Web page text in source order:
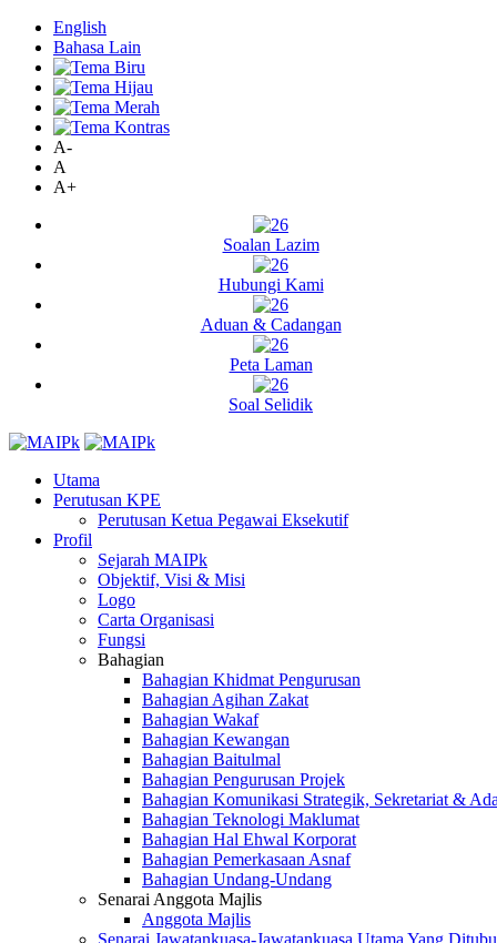
English
Bahasa Lain
A-
A
A+
Soalan Lazim
Hubungi Kami
Aduan & Cadangan
Peta Laman
Soal Selidik
Utama
Perutusan KPE
Perutusan Ketua Pegawai Eksekutif
Profil
Sejarah MAIPk
Objektif, Visi & Misi
Logo
Carta Organisasi
Fungsi
Bahagian
Bahagian Khidmat Pengurusan
Bahagian Agihan Zakat
Bahagian Wakaf
Bahagian Kewangan
Bahagian Baitulmal
Bahagian Pengurusan Projek
Bahagian Komunikasi Strategik, Sekretariat &
Bahagian Teknologi Maklumat
Bahagian Hal Ehwal Korporat
Bahagian Pemerkasaan Asnaf
Bahagian Undang-Undang
Senarai Anggota Majlis
Anggota Majlis
Senarai Jawatankuasa-Jawatankuasa Utama Yang